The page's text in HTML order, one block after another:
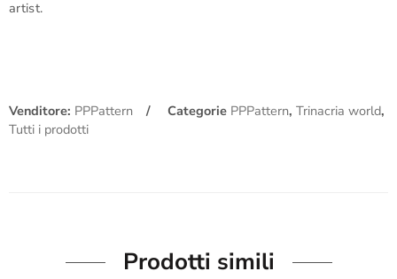
artist.
Venditore: PPPattern Categorie PPPattern, Trinacria world,
Tutti i prodotti
Prodotti simili